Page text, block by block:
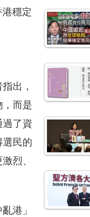
穩定
出，
而是
了資
民的
烈、
港」